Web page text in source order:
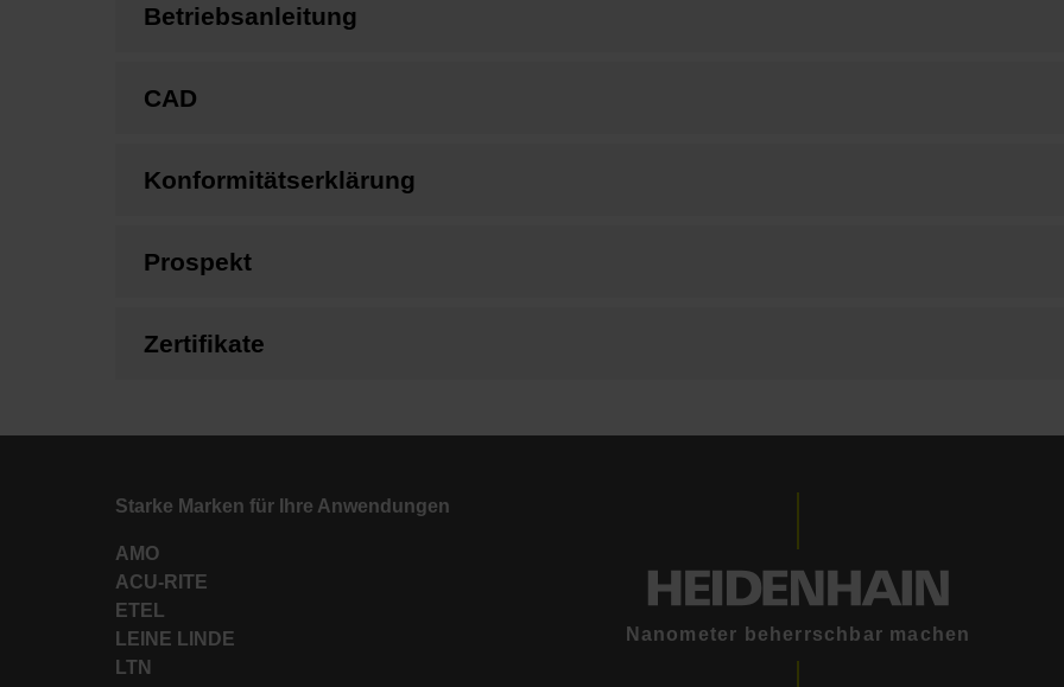
Betriebsanleitung
CAD
Konformitätserklärung
Prospekt
Zertifikate
Starke Marken für Ihre Anwendungen
AMO
ACU-RITE
ETEL
LEINE LINDE
LTN
Nanometer beherrschbar machen